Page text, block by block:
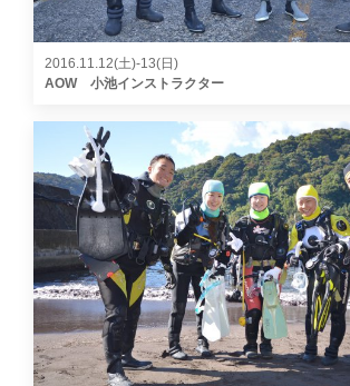
2016.11.12(土)-13(日)
AOW 小池インストラクター